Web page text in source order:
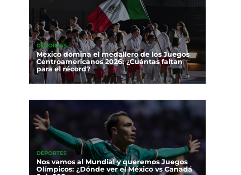
DEPORTES
México domina el medallero de los Juegos
Centroamericanos 2026: ¿Cuántas faltan
para el récord?
DEPORTES
Nos vamos al Mundial y queremos Juegos
Olímpicos: ¿Dónde ver el México vs Canadá